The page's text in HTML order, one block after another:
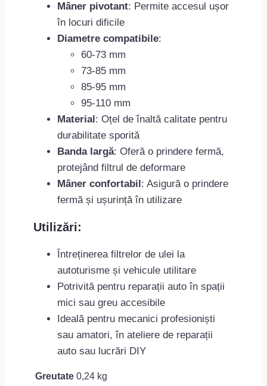
Mâner pivotant: Permite accesul ușor
în locuri dificile
Diametre compatibile:
60-73 mm
73-85 mm
85-95 mm
95-110 mm
Material : Oțel de înaltă calitate pentru
durabilitate sporită
Banda largă: Oferă o prindere fermă,
protejând filtrul de deformare
Mâner confortabil : Asigură o prindere
fermă și ușurință în utilizare
Utilizări:
Întreținerea filtrelor de ulei la
autoturisme și vehicule utilitare
Potrivită pentru reparații auto în spații
mici sau greu accesibile
Ideală pentru mecanici profesioniști
sau amatori, în ateliere de reparații
auto sau lucrări DIY
Greutate 0,24 kg